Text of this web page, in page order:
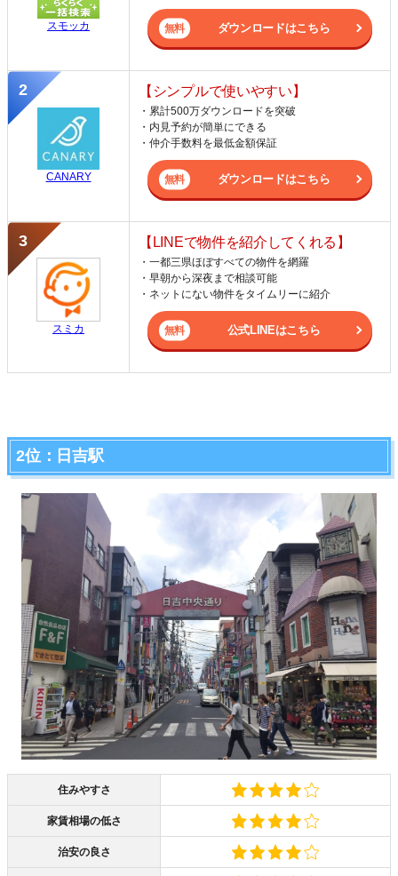
スモッカ ダウンロードはこちら
CANARY
【シンプルで使いやすい】
・累計500万ダウンロードを突破
・内見予約が簡単にできる
・仲介手数料を最低金額保証
ダウンロードはこちら
スミカ
【LINEで物件を紹介してくれる】
・一都三県ほぼすべての物件を網羅
・早朝から深夜まで相談可能
・ネットにない物件をタイムリーに紹介
公式LINEはこちら
2位：日吉駅
住みやすさ
家賃相場の低さ
治安の良さ